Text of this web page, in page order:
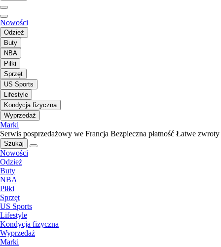
Nowości
Odzież
Buty
NBA
Piłki
Sprzęt
US Sports
Lifestyle
Kondycja fizyczna
Wyprzedaż
Marki
Serwis posprzedażowy we Francja Bezpieczna płatność Łatwe zwroty
Szukaj
Nowości
Odzież
Buty
NBA
Piłki
Sprzęt
US Sports
Lifestyle
Kondycja fizyczna
Wyprzedaż
Marki